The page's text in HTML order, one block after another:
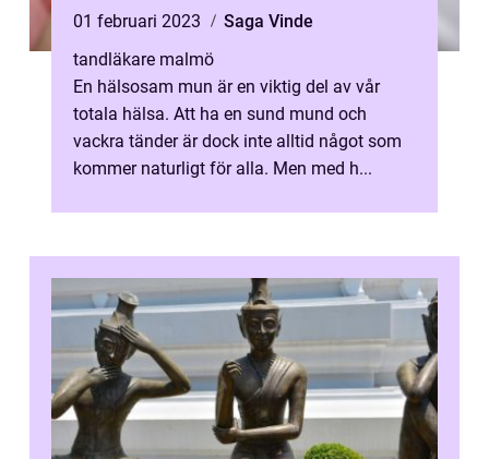
01 februari 2023
Saga Vinde
tandläkare malmö
En hälsosam mun är en viktig del av vår
totala hälsa. Att ha en sund mund och
vackra tänder är dock inte alltid något som
kommer naturligt för alla. Men med h...